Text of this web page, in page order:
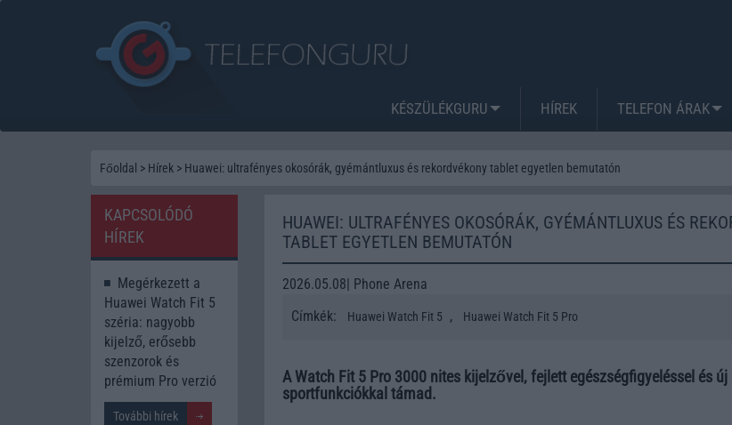
KÉSZÜLÉKGURU HÍREK TELEFON ÁRAK
Főoldal > Hírek > Huawei: ultrafényes okosórák, gyémántluxus és rekordvékony tablet egyetlen bemutatón
HUAWEI: ULTRAFÉNYES OKOSÓRÁK, GYÉMÁNTLUXUS ÉS
TABLET EGYETLEN BEMUTATÓN
2026.05.08| Phone Arena
Címkék:
Huawei Watch Fit 5 , Huawei Watch Fit 5 Pro
A Watch Fit 5 Pro 3000 nites kijelzővel, fejlett egészségfigyeléssel és új
sportfunkciókkal támad.
KAPCSOLÓDÓ
HÍREK
Megérkezett a
Huawei Watch Fit 5
széria: nagyobb
kijelző, erősebb
szenzorok és
prémium Pro verzió
További hírek